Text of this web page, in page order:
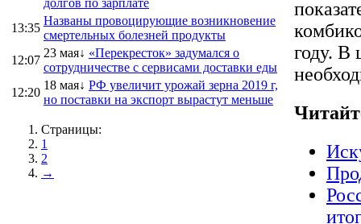
13:35
Названы провоцирующие возникновение
смертельных болезней продукты
12:07
23 мая↓ «Перекресток» задумался о
сотрудничестве с сервисами доставки еды
12:20
18 мая↓ РФ увеличит урожай зерна 2019 г,
но поставки на экспорт вырастут меньше
Страницы:
1
2
→
году. В